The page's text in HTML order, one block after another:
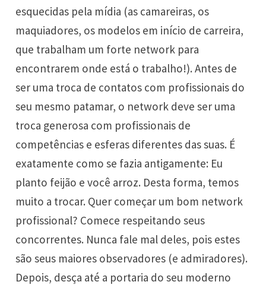
esquecidas pela mídia (as camareiras, os
maquiadores, os modelos em início de carreira,
que trabalham um forte network para
encontrarem onde está o trabalho!). Antes de
ser uma troca de contatos com profissionais do
seu mesmo patamar, o network deve ser uma
troca generosa com profissionais de
competências e esferas diferentes das suas. É
exatamente como se fazia antigamente: Eu
planto feijão e você arroz. Desta forma, temos
muito a trocar. Quer começar um bom network
profissional? Comece respeitando seus
concorrentes. Nunca fale mal deles, pois estes
são seus maiores observadores (e admiradores).
Depois, desça até a portaria do seu moderno